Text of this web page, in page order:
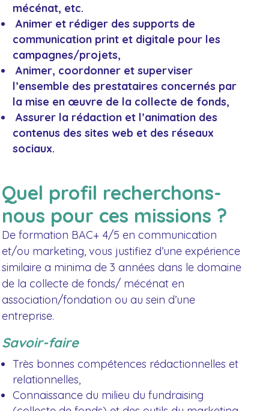
mécénat, etc.
Animer et rédiger des supports de
communication print et digitale pour les
campagnes/projets,
Animer, coordonner et superviser
l’ensemble des prestataires concernés par
la mise en œuvre de la collecte de fonds,
Assurer la rédaction et l’animation des
contenus des sites web et des réseaux
sociaux.
Quel profil recherchons-
nous pour ces missions ?
De formation BAC+ 4/5 en communication
et/ou marketing, vous justifiez d’une expérience
similaire a minima de 3 années dans le domaine
de la collecte de fonds/ mécénat en
association/fondation ou au sein d’une
entreprise.
Savoir-faire
Très bonnes compétences rédactionnelles et
relationnelles,
Connaissance du milieu du fundraising